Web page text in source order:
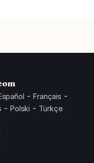
- Français -
- Polski - Türkçe